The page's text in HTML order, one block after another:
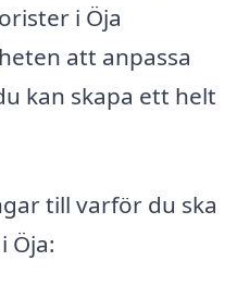
i Öja
att anpassa
kan skapa ett helt
till varför du ska
Öja: